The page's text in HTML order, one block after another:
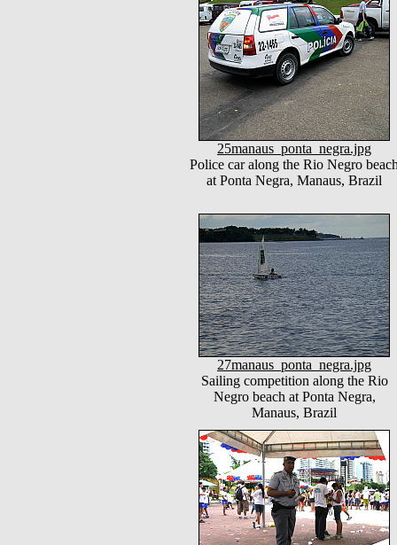
25manaus_ponta_negra.jpg
Police car along the Rio Negro
at Ponta Negra, Manaus, Brazil
27manaus_ponta_negra.jpg
Sailing competition along the Rio
Negro beach at Ponta Negra,
Manaus, Brazil